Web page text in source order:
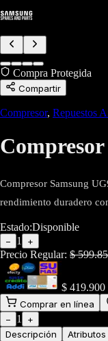
Compra Protegida
Compartir
Compresor, Repuestos
Compresor Samsung
rendimiento duradero
Estado:Disponible
− 1 +
Precio Regular: $
$ 419.900
Comprar en línea
−
1
+
Descripción
Atributos